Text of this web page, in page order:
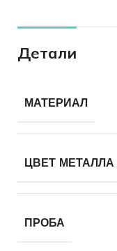
Детали
МАТЕРИАЛ
ЦВЕТ МЕТАЛЛА
ПРОБА